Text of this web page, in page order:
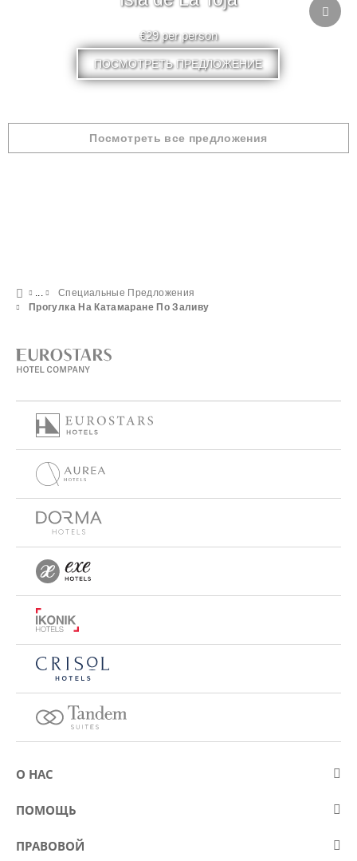
€29 per person
ПОСМОТРЕТЬ ПРЕДЛОЖЕНИЕ
Посмотреть все предложения
Специальные Предложения
Прогулка На Катамаране По Заливу
О НАС
О компании Eurostars Hotel Company
Kонкурсы
ПОМОЩЬ
Контакт
ПРАВОВОЙ